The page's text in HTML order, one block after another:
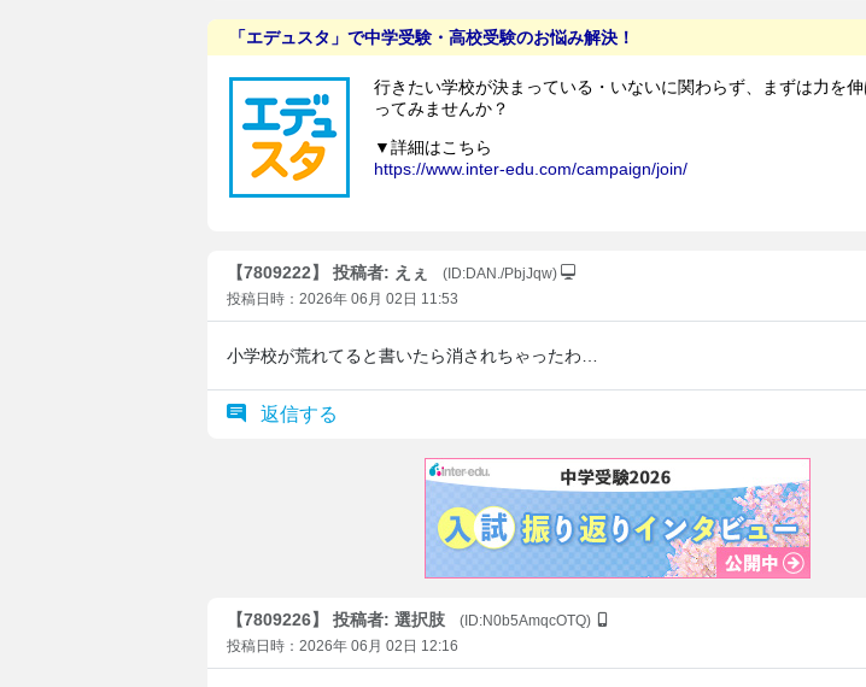
【7809222】 投稿者: えぇ
(ID:DAN./PbjJqw)
投稿日時：2026年 06月 02日 11:53
小学校が荒れてると書いたら消されちゃったわ…
返信する
【7809226】 投稿者: 選択肢
(ID:N0b5AmqcOTQ)
投稿日時：2026年 06月 02日 12:16